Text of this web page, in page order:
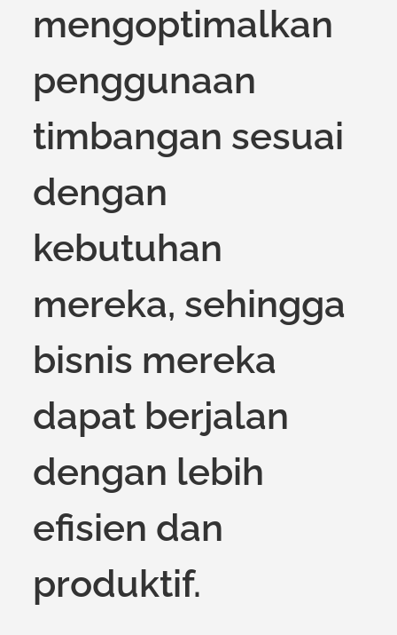
mengoptimalkan
penggunaan
timbangan sesuai
dengan
kebutuhan
mereka, sehingga
bisnis mereka
dapat berjalan
dengan lebih
efisien dan
produktif.